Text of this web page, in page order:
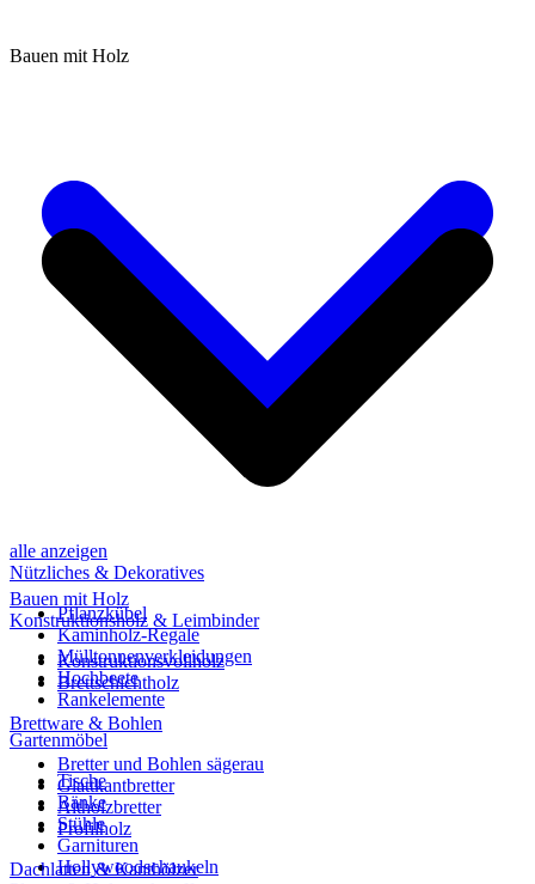
alle anzeigen
Nützliches & Dekoratives
Pflanzkübel
Kaminholz-Regale
Mülltonnenverkleidungen
Hochbeete
Rankelemente
Gartenmöbel
Tische
Bänke
Stühle
Garnituren
Hollywoodschaukeln
Bauen mit Holz
Bauen mit Holz
Konstruktionsholz & Leimbinder
Konstruktionsvollholz
Brettschichtholz
Brettware & Bohlen
Bretter und Bohlen sägerau
Glattkantbretter
Altholzbretter
Profilholz
Dachlatten & Kanthölzer